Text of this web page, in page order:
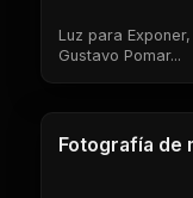
Luz para
Gustavo Pomar...
Fotografía de